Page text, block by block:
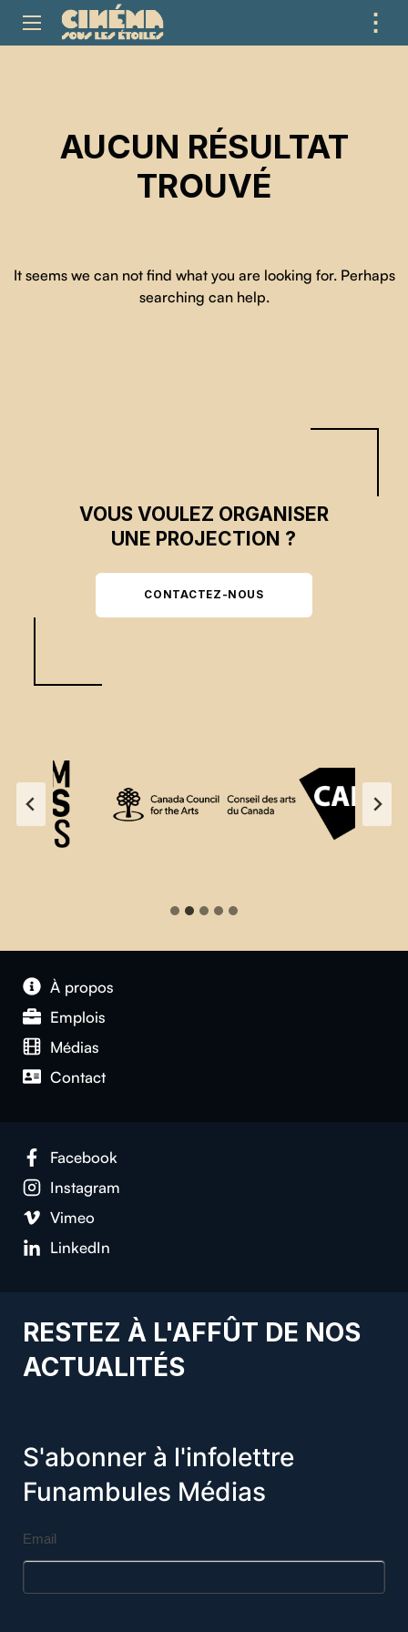
⋮
AUCUN RÉSULTAT
TROUVÉ
It seems we can not find what you are looking for. Perhaps
searching can help.
VOUS VOULEZ ORGANISER
UNE PROJECTION ?
CONTACTEZ-NOUS
À propos
Emplois
Médias
Contact
Facebook
Instagram
Vimeo
LinkedIn
RESTEZ À L'AFFÛT DE NOS
ACTUALITÉS
S'abonner à l'infolettre
Funambules Médias
Email